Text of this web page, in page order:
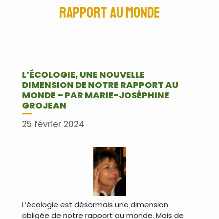
rapport au monde
L’ÉCOLOGIE, UNE NOUVELLE
DIMENSION DE NOTRE RAPPORT AU
MONDE – PAR MARIE-JOSÉPHINE
GROJEAN
25 février 2024
L’écologie est désormais une dimension
obligée de notre rapport au monde. Mais de